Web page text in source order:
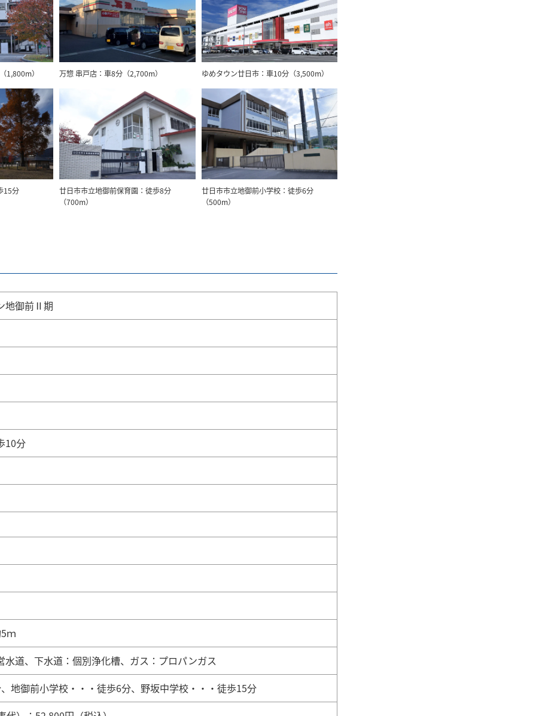
1,800m） 万惣 串戸店：車8分（2,700m） ゆめタウン廿日市：車10分（3,500m）
15分
廿日市市立地御前保育園：徒歩8分
（700m）
廿日市市立地御前小学校：徒歩6分
（500m）
地御前Ⅱ期
10分
ｍ
道、下水道：個別浄化槽、ガス：プロパンガス
地御前小学校・・・徒歩6分、野坂中学校・・・徒歩15分